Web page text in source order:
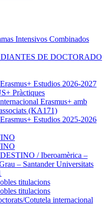
Intensivos Combinados
DE DOCTORADO
Estudios 2026-2027
Pràctiques
Erasmus+ amb
(KA171)
Estudios 2025-2026
/ Iberoamèrica –
– Santander Universitats
titulacions
titulacions
Cotutela internacional